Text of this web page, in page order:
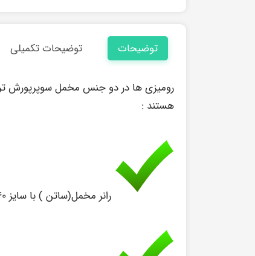
توضیحات توضیحات تکمیلی
رومیزی ها در دو جنس مخمل سوپرپورش
هستند :
رانر مخمل(ساتن ) با سایز ۴۰ در ۱۳۰ سانت